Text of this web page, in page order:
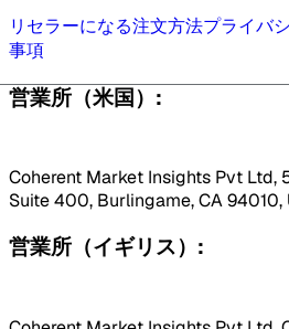
リセラーになる注文方法プライバ
事項
営業所（米国）:
Coherent Market Insights Pvt Ltd,
Suite 400, Burlingame, CA 94010,
営業所（イギリス）: